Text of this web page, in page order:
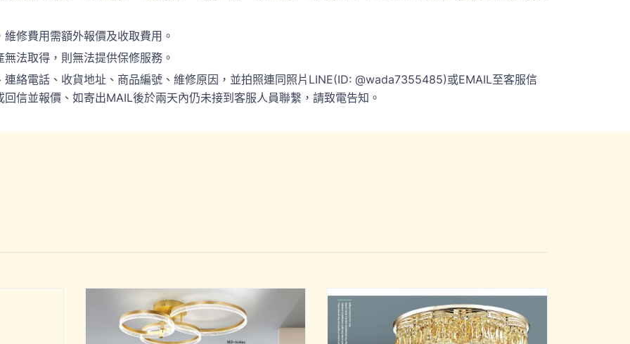
修費用需額外報價及收取費用。
法取得，則無法提供保修服務。
絡電話、收貨地址、商品編號、維修原因，並拍照連同照片LINE(ID: @wada7355485)或EMAIL至客服信
信並報價、如寄出MAIL後於兩天內仍未接到客服人員聯繫，請致電告知。